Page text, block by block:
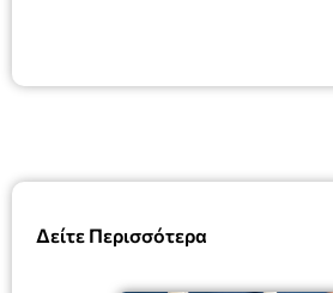
Δείτε Περισσότερα